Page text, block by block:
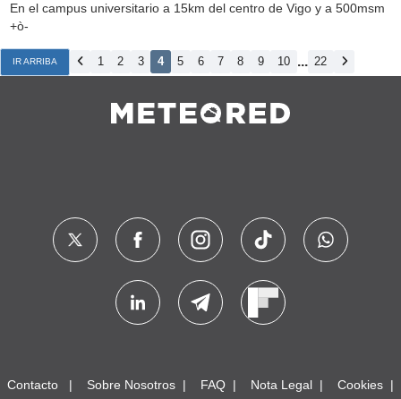
En el campus universitario a 15km del centro de Vigo y a 500msm
+ò-
IR ARRIBA 1 2 3 4 5 6 7 8 9 10 ... 22
Contacto Sobre Nosotros FAQ Nota Legal Cookies